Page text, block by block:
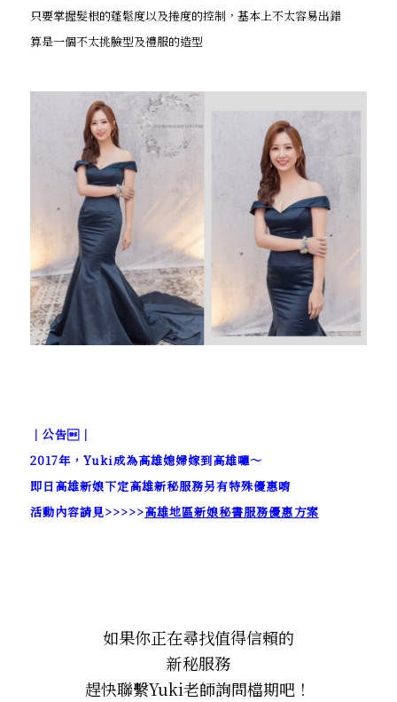
只要掌握髮根的蓬鬆度以及捲度的控制，基本上不太容易出錯
算是一個不太挑臉型及禮服的造型
｜公告｜
2017年，Yuki成為高雄媳婦嫁到高雄囉～
即日高雄新娘下定高雄新秘服務另有特殊優惠唷
活動內容請見>>>>>高雄地區新娘秘書服務優惠方案
如果你正在尋找值得信賴的
新秘服務
趕快聯繫Yuki老師詢問檔期吧！